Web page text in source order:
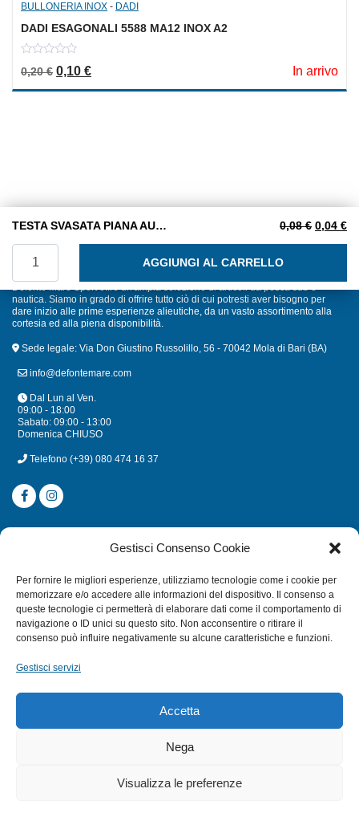
Gestisci Consenso Cookie
Per fornire le migliori esperienze, utilizziamo tecnologie come i cookie per
memorizzare e/o accedere alle informazioni del dispositivo. Il consenso a
queste tecnologie ci permetterà di elaborare dati come il comportamento di
navigazione o ID unici su questo sito. Non acconsentire o ritirare il
consenso può influire negativamente su alcune caratteristiche e funzioni.
Gestisci servizi
Accetta
Nega
Visualizza le preferenze
BULLONERIA INOX - DADI
DADI ESAGONALI 5588 MA12 INOX A2
out
5
0,20€ Il prezzo originale era: 0,20 €.
0,10 €Il prezzo attuale è: 0,10 €. In arrivo
TESTA SVASATA PIANA AUTOFILETTANTI TAGLIO CROCE 4,8X25 INOX A2 0,08€ Il
0,04 €Il
AGGIUNGI AL CARRELLO
nautica. Siamo in grado di offrire tutto ciò di cui potresti aver bisogno per
dare inizio alle prime esperienze alieutiche, da un vasto assortimento alla
cortesia ed alla piena disponibilità.
Sede legale: Via Don Giustino Russolillo, 56 - 70042 Mola di Bari (BA)
info@defontemare.com
Dal Lun al Ven.
09:00 - 18:00
Sabato: 09:00 - 13:00
Domenica CHIUSO
Telefono (+39) 080 474 16 37
CATEGORIE
MULINELLI
CANNE
ACCESSORI NAUTICI
TERMINI E CONDIZIONI